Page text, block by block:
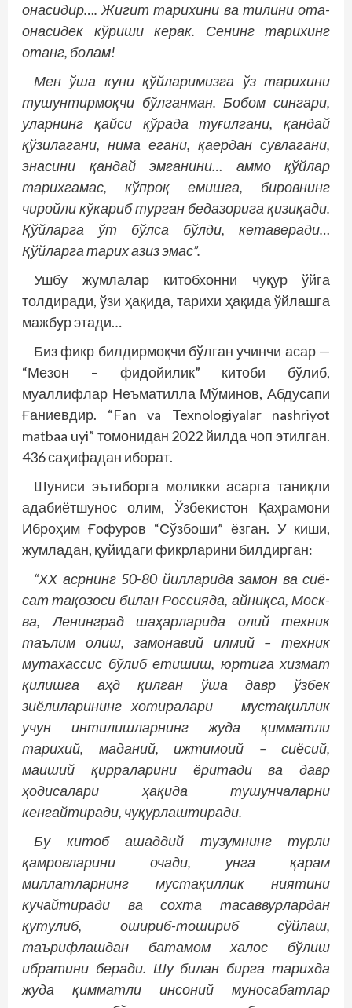
онасидир…. Жигит тарихини ва тилини ота-
онасидек кўриши керак. Сенинг тарихинг
отанг, болам!
Мен ўша куни қўйларимизга ўз тарихини
тушунтирмоқчи бўлганман. Бобом сингари,
уларнинг қайси қўрада туғилгани, қандай
қўзилагани, нима егани, қаердан сувлагани,
энасини қандай эмганини… аммо қўйлар
тарихгамас, кўпроқ емишга, бировнинг
чиройли кўкариб турган бедазорига қизиқади.
Қўйларга ўт бўлса бўлди, кетаверади…
Қўйларга тарих азиз эмас”.
Ушбу жумлалар китобхонни чуқур ўйга
толдиради, ўзи ҳақида, тарихи ҳақида ўйлашга
мажбур этади…
Биз фикр билдирмоқчи бўлган учинчи асар —
“Мезон – фидойилик” китоби бўлиб,
муаллифлар Неъматилла Мўминов, Абдусапи
Ғаниевдир. “Fan va Texnologiyalar nashriyot
matbaa uyi” томонидан 2022 йилда чоп этилган.
436 саҳифадан иборат.
Шуниси эътиборга моликки асарга таниқли
адабиётшунос олим, Ўзбекистон Қаҳрамони
Иброҳим Ғофуров “Сўзбоши” ёзган. У киши,
жумладан, қуйидаги фикрларини билдирган:
“ХХ асрнинг 50-80 йилларида замон ва сиё­
сат тақозоси билан Россияда, айниқса, Мос­к­
ва, Ленинград шаҳарларида олий техник
таълим олиш, замонавий илмий – техник
мутахассис бўлиб етишиш, юртига хизмат
қилишга аҳд қилган ўша давр ўзбек
зиёлиларининг хотиралари мустақиллик
учун интилиш­ларнинг жуда қимматли
тарихий, маданий, ижтимоий – сиёсий,
маиший қирраларини ёритади ва давр
ҳодисалари ҳақида тушунчаларни
кенгайтиради, чуқурлаштиради.
Бу китоб ашаддий тузумнинг турли
қамровларини очади, унга қарам
миллатларнинг мустақиллик ниятини
кучайтиради ва сохта тасаввурлардан
қутулиб, ошириб-тошириб сўйлаш,
таърифлашдан батамом халос бўлиш
ибратини беради. Шу билан бирга тарихда
жуда қимматли инсоний муносабатлар